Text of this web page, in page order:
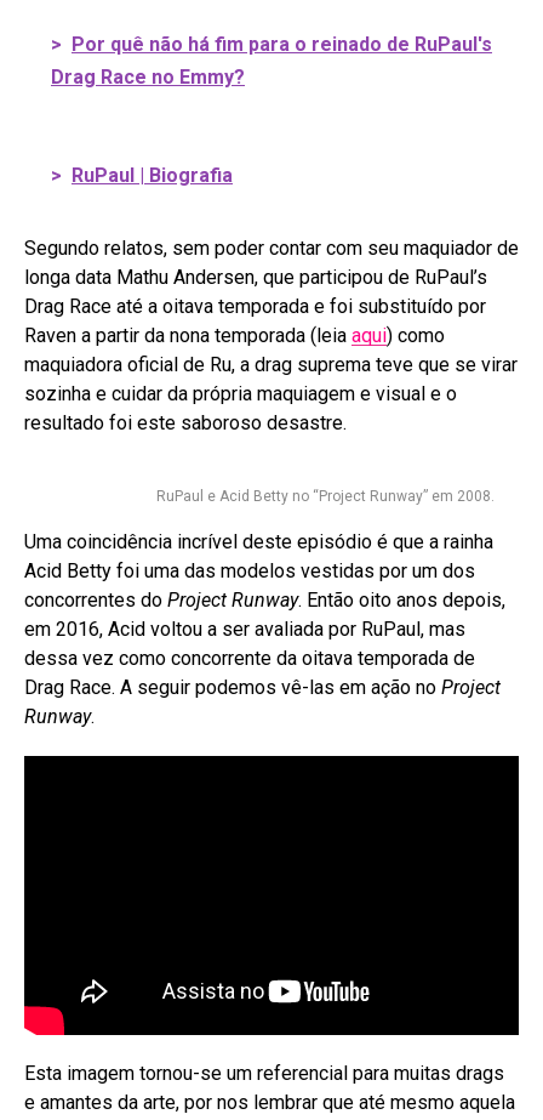
> Por quê não há fim para o reinado de RuPaul's
Drag Race no Emmy?
> RuPaul | Biografia
Segundo relatos, sem poder contar com seu maquiador de
longa data Mathu Andersen, que participou de RuPaul’s
Drag Race até a oitava temporada e foi substituído por
Raven a partir da nona temporada (leia aqui) como
maquiadora oficial de Ru, a drag suprema teve que se virar
sozinha e cuidar da própria maquiagem e visual e o
resultado foi este saboroso desastre.
RuPaul e Acid Betty no “Project Runway” em 2008.
Uma coincidência incrível deste episódio é que a rainha
Acid Betty foi uma das modelos vestidas por um dos
concorrentes do Project Runway. Então oito anos depois,
em 2016, Acid voltou a ser avaliada por RuPaul, mas
dessa vez como concorrente da oitava temporada de
Drag Race. A seguir podemos vê-las em ação no Project
Runway.
Esta imagem tornou-se um referencial para muitas drags
e amantes da arte, por nos lembrar que até mesmo aquela